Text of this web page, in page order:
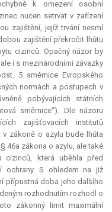
k omezení osobní
nucen setrvat v zařízení
zajištění, jejíž trvání nesmí
zajištění překročit lhůtu
cizinců. Opačný názor by
i s mezinárodními závazky
5 směrnice Evropského
normách a postupech v
pobývajících státních
směrnice“). Dle názoru
zajišťovacích institutů
zákoně o azylu bude lhůta
46a zákona o azylu, ale také
která uběhla před
ochrany. S ohledem na již
přípustná doba jeho dalšího
rozhodnutím rozhodl o
zákonný limit maximální